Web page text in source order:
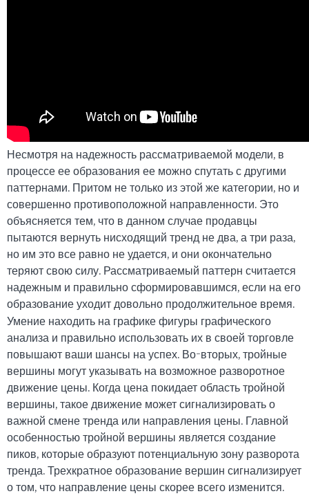
Несмотря на надежность рассматриваемой модели, в
процессе ее образования ее можно спутать с другими
паттернами. Притом не только из этой же категории, но и
совершенно противоположной направленности. Это
объясняется тем, что в данном случае продавцы
пытаются вернуть нисходящий тренд не два, а три раза,
но им это все равно не удается, и они окончательно
теряют свою силу. Рассматриваемый паттерн считается
надежным и правильно сформировавшимся, если на его
образование уходит довольно продолжительное время.
Умение находить на графике фигуры графического
анализа и правильно использовать их в своей торговле
повышают ваши шансы на успех. Во-вторых, тройные
вершины могут указывать на возможное разворотное
движение цены. Когда цена покидает область тройной
вершины, такое движение может сигнализировать о
важной смене тренда или направления цены. Главной
особенностью тройной вершины является создание
пиков, которые образуют потенциальную зону разворота
тренда. Трехкратное образование вершин сигнализирует
о том, что направление цены скорее всего изменится.